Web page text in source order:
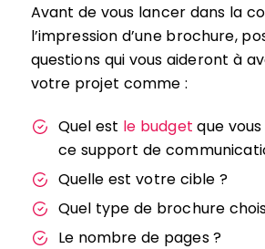
Avant de vous lancer dans la
l’impression d’une brochure,
questions qui vous aideront à
votre projet comme :
Quel est le budget que
ce support de
Quelle est votre cible ?
Quel type de brochure
Le nombre de pages ?